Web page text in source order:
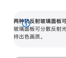
两种抗反射玻璃面板可
玻璃面板可分散反射
持出色画质。
展
开